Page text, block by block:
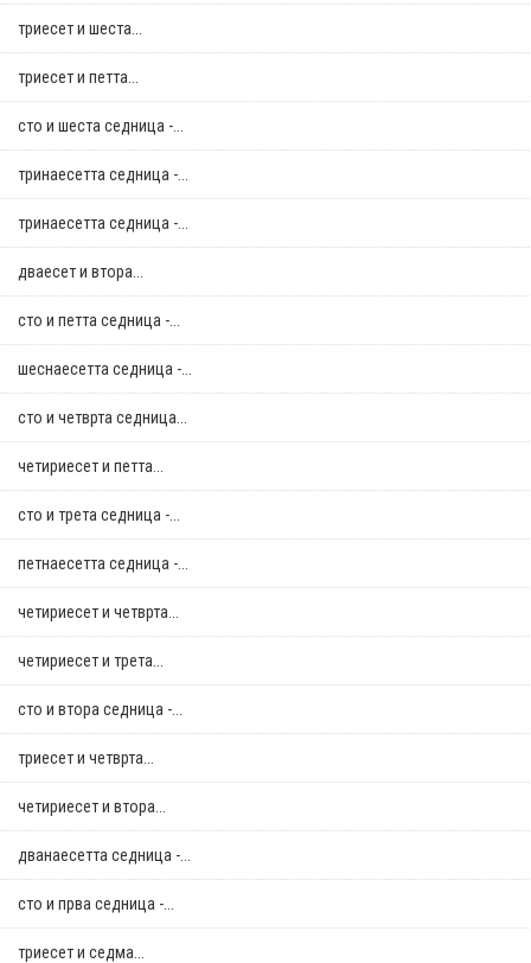
триесет и шеста...
триесет и петта...
сто и шеста седница -...
тринаесетта седница -...
тринаесетта седница -...
дваесет и втора...
сто и петта седница -...
шеснаесетта седница -...
сто и четврта седница...
четириесет и петта...
сто и трета седница -...
петнаесетта седница -...
четириесет и четврта...
четириесет и трета...
сто и втора седница -...
триесет и четврта...
четириесет и втора...
дванаесетта седница -...
сто и прва седница -...
триесет и седма...